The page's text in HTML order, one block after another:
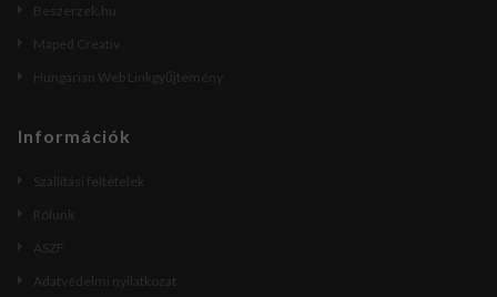
Beszerzek.hu
Maped Creativ
Hungarian Web Linkgyűjtemény
Információk
Szállítási feltételek
Rólunk
ÁSZF
Adatvédelmi nyilatkozat